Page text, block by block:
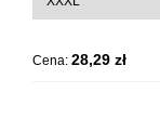
Cena: 28,29 zł